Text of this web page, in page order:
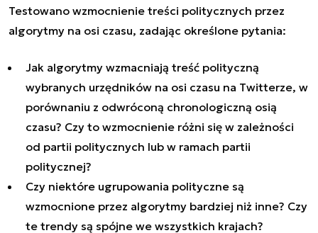
Testowano wzmocnienie treści politycznych przez
algorytmy na osi czasu, zadając określone pytania:
Jak algorytmy wzmacniają treść polityczną
wybranych urzędników na osi czasu na Twitterze, w
porównaniu z odwróconą chronologiczną osią
czasu? Czy to wzmocnienie różni się w zależności
od partii politycznych lub w ramach partii
politycznej?
Czy niektóre ugrupowania polityczne są
wzmocnione przez algorytmy bardziej niż inne? Czy
te trendy są spójne we wszystkich krajach?